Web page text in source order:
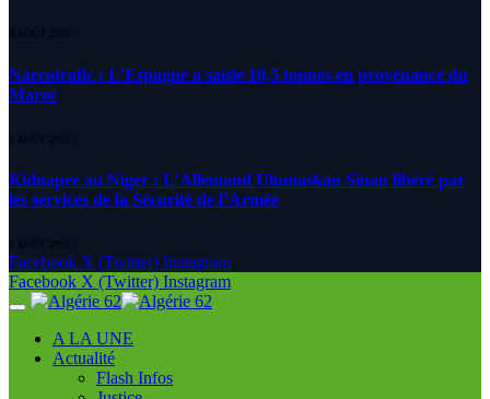
8 AOÛT 2026
Narcotrafic : L’Espagne a saisie 10,5 tonnes en provenance du
Maroc
8 AOÛT 2026
Kidnapee au Niger : L’Allemand Ulumaskan Sinan libéré par
les services de la Sécurité de l’Armée
8 AOÛT 2026
Facebook X (Twitter) Instagram
Facebook X (Twitter) Instagram
A LA UNE
Actualité
Flash Infos